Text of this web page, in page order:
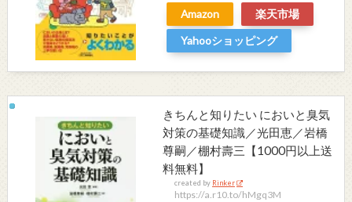
Amazon
楽天市場
Yahooショッピング
きちんと知りたい においと臭気
対策の基礎知識／光田恵／岩橋
尊嗣／棚村壽三【1000円以上送
料無料】
created by Rinker
https://a.r10.to/hMgq3M